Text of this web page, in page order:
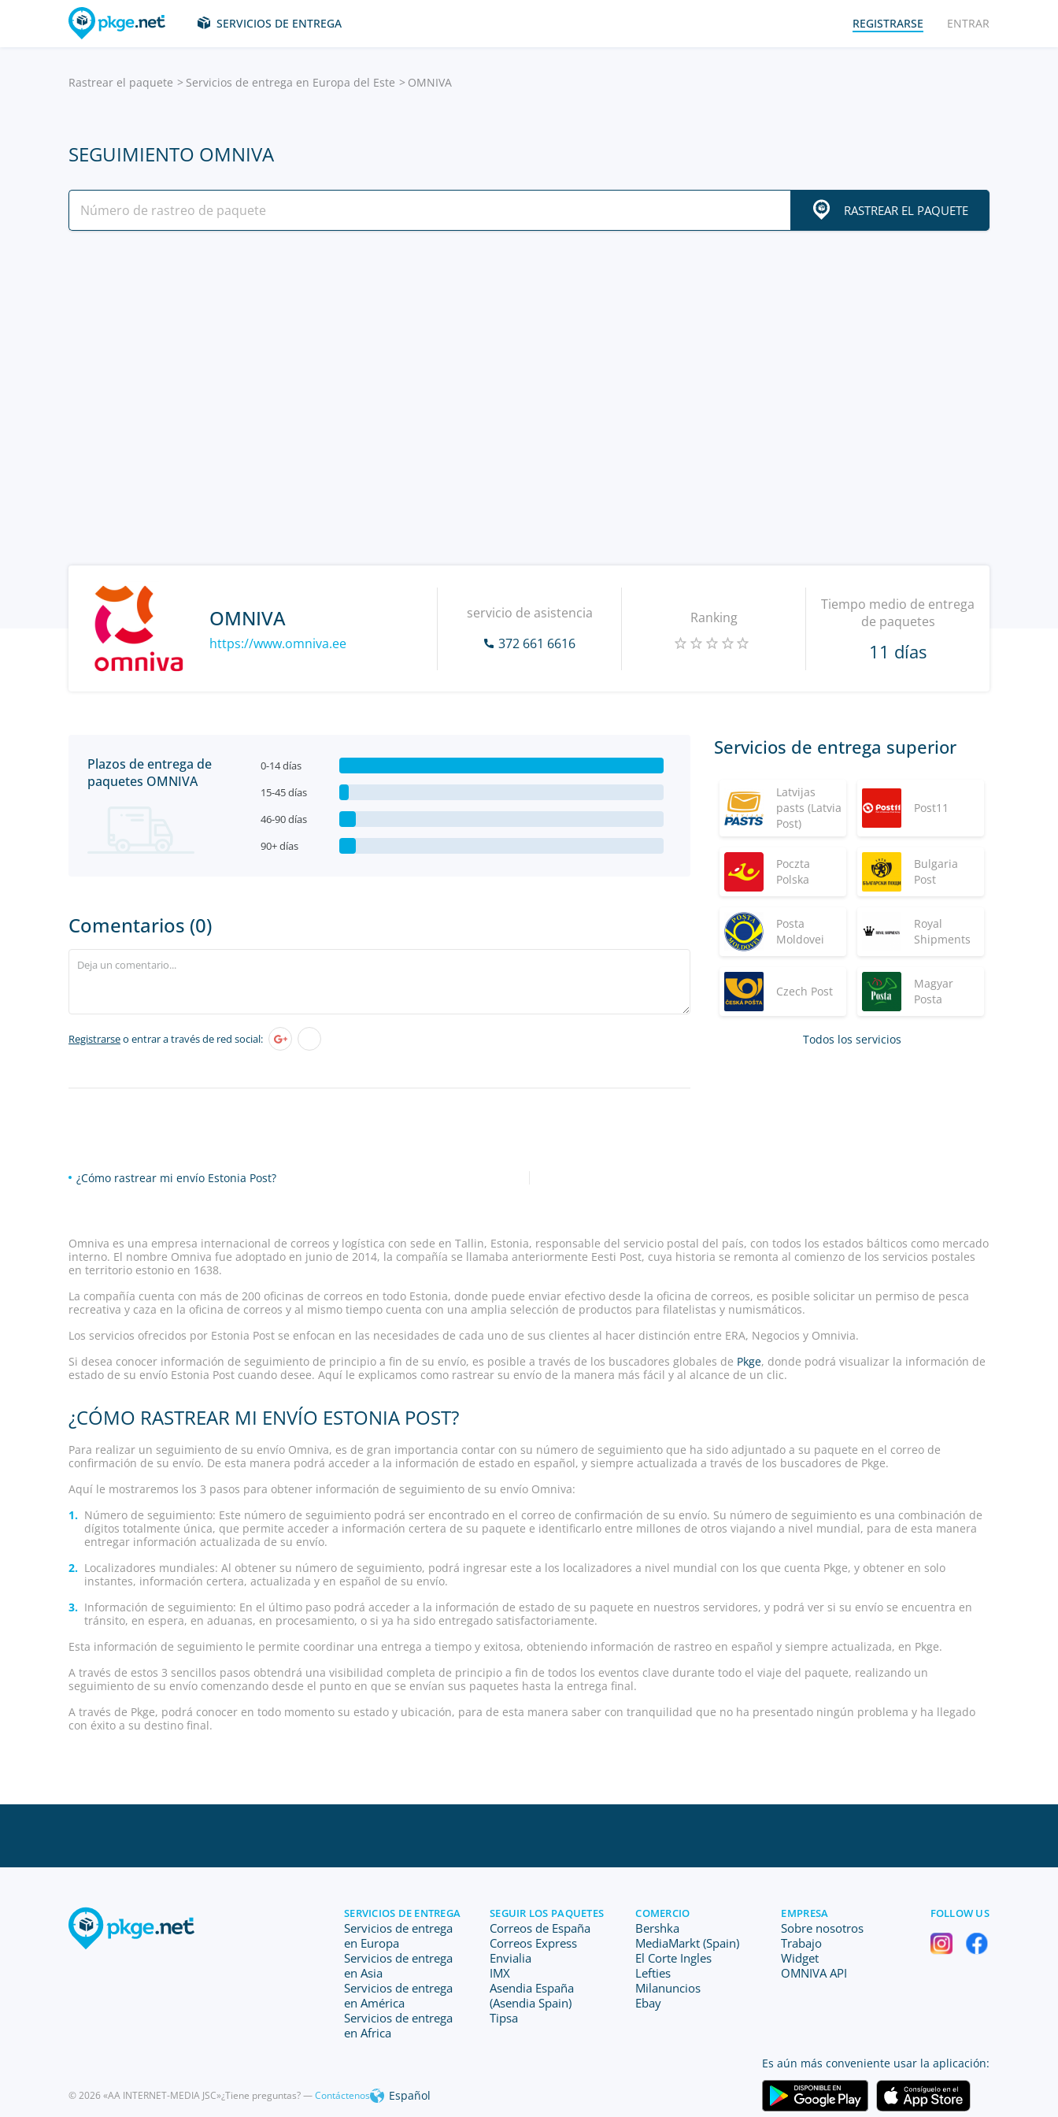
SERVICIOS DE ENTREGA REGISTRARSE ENTRAR
Rastrear el paquete Servicios de entrega en Europa del Este OMNIVA
SEGUIMIENTO OMNIVA
RASTREAR EL PAQUETE
OMNIVA
https://www.omniva.ee
servicio de asistencia
372 661 6616
Ranking
Tiempo medio de entrega
de paquetes
11 días
Plazos de entrega de
paquetes OMNIVA
0-14 días
15-45 días
46-90 días
90+ días
Comentarios (0)
Registrarseo entrar a través de red social:
Servicios de entrega superior
Latvijas
pasts (Latvia
Post)
Post11
Poczta
Polska
Bulgaria
Post
Posta
Moldovei
Royal
Shipments
Czech Post
Magyar
Posta
Todos los servicios
¿Cómo rastrear mi envío Estonia Post?
Omniva es una empresa internacional de correos y logística con sede en Tallin, Estonia, responsable del servicio postal del país, con todos los estados bálticos como mercado
interno. El nombre Omniva fue adoptado en junio de 2014, la compañía se llamaba anteriormente Eesti Post, cuya historia se remonta al comienzo de los servicios postales
en territorio estonio en 1638.
La compañía cuenta con más de 200 oficinas de correos en todo Estonia, donde puede enviar efectivo desde la oficina de correos, es posible solicitar un permiso de pesca
recreativa y caza en la oficina de correos y al mismo tiempo cuenta con una amplia selección de productos para filatelistas y numismáticos.
Los servicios ofrecidos por Estonia Post se enfocan en las necesidades de cada uno de sus clientes al hacer distinción entre ERA, Negocios y Omnivia.
Si desea conocer información de seguimiento de principio a fin de su envío, es posible a través de los buscadores globales de Pkge, donde podrá visualizar la información de
estado de su envío Estonia Post cuando desee. Aquí le explicamos como rastrear su envío de la manera más fácil y al alcance de un clic.
¿CÓMO RASTREAR MI ENVÍO ESTONIA POST?
Para realizar un seguimiento de su envío Omniva, es de gran importancia contar con su número de seguimiento que ha sido adjuntado a su paquete en el correo de
confirmación de su envío. De esta manera podrá acceder a la información de estado en español, y siempre actualizada a través de los buscadores de Pkge.
Aquí le mostraremos los 3 pasos para obtener información de seguimiento de su envío Omniva:
Número de seguimiento: Este número de seguimiento podrá ser encontrado en el correo de confirmación de su envío. Su número de seguimiento es una combinación de
dígitos totalmente única, que permite acceder a información certera de su paquete e identificarlo entre millones de otros viajando a nivel mundial, para de esta manera
entregar información actualizada de su envío.
Localizadores mundiales: Al obtener su número de seguimiento, podrá ingresar este a los localizadores a nivel mundial con los que cuenta Pkge, y obtener en solo
instantes, información certera, actualizada y en español de su envío.
Información de seguimiento: En el último paso podrá acceder a la información de estado de su paquete en nuestros servidores, y podrá ver si su envío se encuentra en
tránsito, en espera, en aduanas, en procesamiento, o si ya ha sido entregado satisfactoriamente.
Esta información de seguimiento le permite coordinar una entrega a tiempo y exitosa, obteniendo información de rastreo en español y siempre actualizada, en Pkge.
A través de estos 3 sencillos pasos obtendrá una visibilidad completa de principio a fin de todos los eventos clave durante todo el viaje del paquete, realizando un
seguimiento de su envío comenzando desde el punto en que se envían sus paquetes hasta la entrega final.
A través de Pkge, podrá conocer en todo momento su estado y ubicación, para de esta manera saber con tranquilidad que no ha presentado ningún problema y ha llegado
con éxito a su destino final.
SERVICIOS DE ENTREGA
Servicios de entrega
en Europa
Servicios de entrega
en Asia
Servicios de entrega
en América
Servicios de entrega
en Africa
SEGUIR LOS PAQUETES
Correos de España
Correos Express
Envialia
IMX
Asendia España
(Asendia Spain)
Tipsa
COMERCIO
Bershka
MediaMarkt (Spain)
El Corte Ingles
Lefties
Milanuncios
Ebay
EMPRESA
Sobre nosotros
Trabajo
Widget
OMNIVA API
FOLLOW US
© 2026 «AA INTERNET-MEDIA JSC»¿Tiene preguntas? —Contáctenos Español
Es aún más conveniente usar la aplicación: